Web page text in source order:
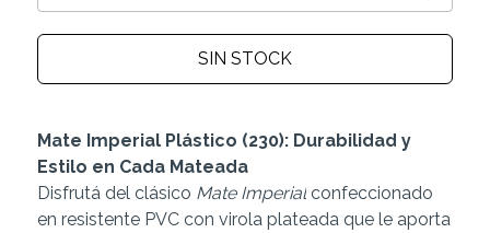
SIN STOCK
Mate Imperial Plástico (230): Durabilidad y
Estilo en Cada Mateada
Disfrutá del clásico Mate Imperialconfeccionado
en resistente PVC con virola plateada que le aporta